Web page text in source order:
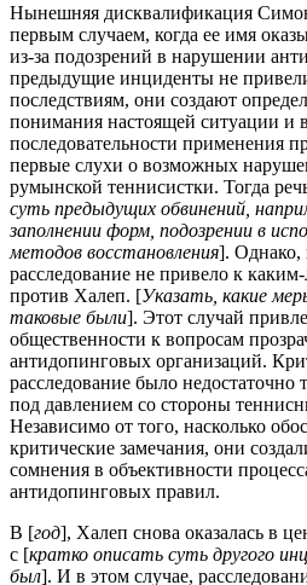
Нынешняя дисквалификация
первым случаем, когда ее имя
из-за подозрений в нарушении
предыдущие инциденты не
последствиям, они создают
понимания настоящей ситуации и
последовательности применения
первые слухи о возможных
румынской теннисистки. Тогда
суть предыдущих обвинений,
заполнении форм, подозрении в
методов восстановления]. Однако,
расследование не привело к
против Халеп. [Указать, какие
таковые были]. Этот случай
общественности к вопросам
антидопинговых организаций.
расследование было
под давлением со стороны
Независимо от того, насколько
критические замечания, они
сомнения в объективности
антидопинговых правил.
В [год], Халеп снова оказалась в
с [кратко описать суть другого
был]. И в этом случае,